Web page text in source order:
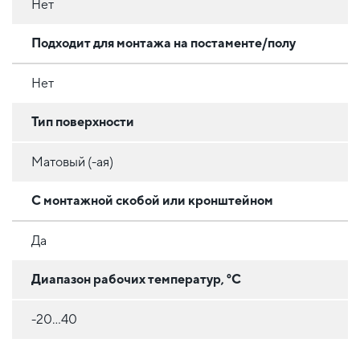
Нет
Подходит для монтажа на постаменте/полу
Нет
Тип поверхности
Матовый (-ая)
С монтажной скобой или кронштейном
Да
Диапазон рабочих температур, °C
-20…40